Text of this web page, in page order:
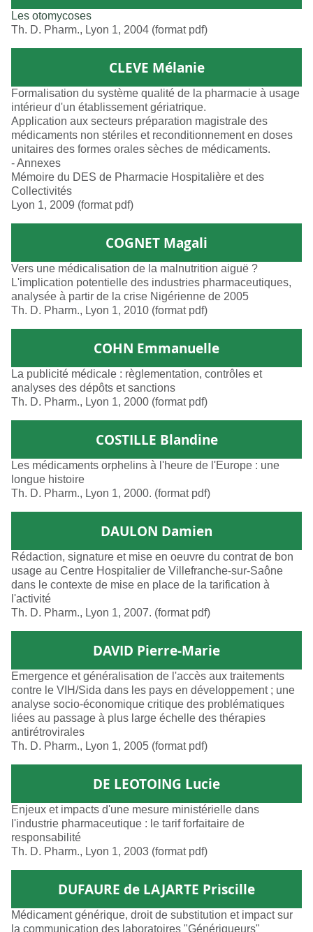
Les otomycoses
Th. D. Pharm., Lyon 1, 2004 (format pdf)
CLEVE Mélanie
Formalisation du système qualité de la pharmacie à usage
intérieur d'un établissement gériatrique.
Application aux secteurs préparation magistrale des
médicaments non stériles et reconditionnement en doses
unitaires des formes orales sèches de médicaments.
- Annexes
Mémoire du DES de Pharmacie Hospitalière et des
Collectivités
Lyon 1, 2009 (format pdf)
COGNET Magali
Vers une médicalisation de la malnutrition aiguë ?
L'implication potentielle des industries pharmaceutiques,
analysée à partir de la crise Nigérienne de 2005
Th. D. Pharm., Lyon 1, 2010 (format pdf)
COHN Emmanuelle
La publicité médicale : règlementation, contrôles et
analyses des dépôts et sanctions
Th. D. Pharm., Lyon 1, 2000 (format pdf)
COSTILLE Blandine
Les médicaments orphelins à l'heure de l'Europe : une
longue histoire
Th. D. Pharm., Lyon 1, 2000. (format pdf)
DAULON Damien
Rédaction, signature et mise en oeuvre du contrat de bon
usage au Centre Hospitalier de Villefranche-sur-Saône
dans le contexte de mise en place de la tarification à
l'activité
Th. D. Pharm., Lyon 1, 2007. (format pdf)
DAVID Pierre-Marie
Emergence et généralisation de l'accès aux traitements
contre le VIH/Sida dans les pays en développement ; une
analyse socio-économique critique des problématiques
liées au passage à plus large échelle des thérapies
antirétrovirales
Th. D. Pharm., Lyon 1, 2005 (format pdf)
DE LEOTOING Lucie
Enjeux et impacts d'une mesure ministérielle dans
l'industrie pharmaceutique : le tarif forfaitaire de
responsabilité
Th. D. Pharm., Lyon 1, 2003 (format pdf)
DUFAURE de LAJARTE Priscille
Médicament générique, droit de substitution et impact sur
la communication des laboratoires "Génériqueurs"